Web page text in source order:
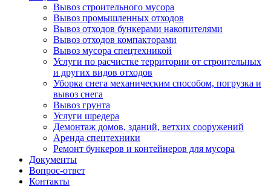
Вывоз строительного мусора
Вывоз промышленных отходов
Вывоз отходов бункерами накопителями
Вывоз отходов компакторами
Вывоз мусора спецтехникой
Услуги по расчистке территории от строительных
и других видов отходов
Уборка снега механическим способом, погрузка и
вывоз снега
Вывоз грунта
Услуги шредера
Демонтаж домов, зданий, ветхих сооружений
Аренда спецтехники
Ремонт бункеров и контейнеров для мусора
Документы
Вопрос-ответ
Контакты